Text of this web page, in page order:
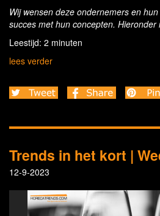
Wij wensen deze ondernemers en
succes met hun concepten.
Leestijd: 2 minuten
lees verder
Trends in het kort |
12-9-2023